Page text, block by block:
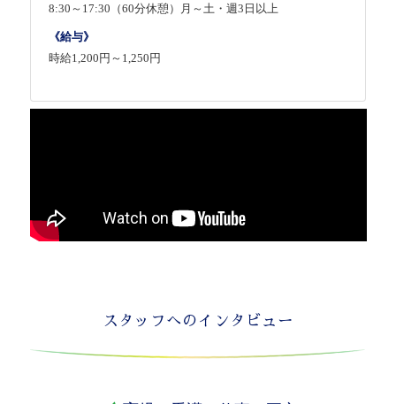
8:30～17:30（60分休憩）月～土・週3日以上
《給与》
時給1,200円～1,250円
スタッフへのインタビュー